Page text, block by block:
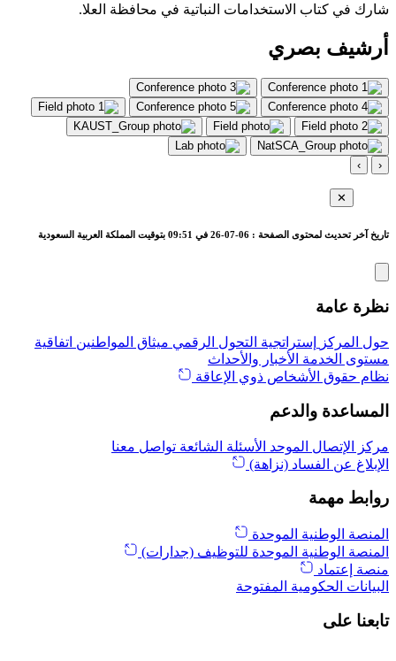
شارك في كتاب الاستخدامات النباتية في محافظة العلا.
أرشيف بصري
‹
›
✕
تاريخ آخر تحديث لمحتوى الصفحة : 06-07-26 في 09:51 بتوقيت المملكة العربية السعودية
نظرة عامة
حول المركز إستراتجية التحول الرقمي ميثاق المواطنين اتفاقية
مستوى الخدمة الأخبار والأحداث
نظام حقوق الأشخاص ذوي الإعاقة
المساعدة والدعم
مركز الإتصال الموحد الأسئلة الشائعة تواصل معنا
الإبلاغ عن الفساد (نزاهة)
روابط مهمة
المنصة الوطنية الموحدة
المنصة الوطنية الموحدة للتوظيف (جدارات)
منصة إعتماد
البيانات الحكومية المفتوحة
تابعنا على